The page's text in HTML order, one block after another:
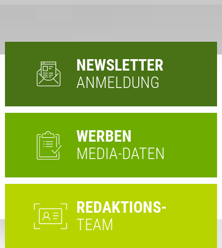
NEWSLETTER
ANMELDUNG
WERBEN
MEDIA-DATEN
REDAKTIONS-
TEAM